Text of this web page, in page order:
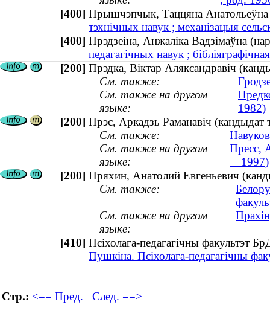
[400] Прышчэпчык, Таццяна
тэхнічных навук ; механізацыя
[400] Прэдзеіна, Анжаліка Вадзімаўна
педагагічных навук ;
[200] Прэдка, Віктар Аляксандравіч
См. также:
См. также на другом
языке:
1982)
[200] Прэс, Аркадзь Раманавіч (кандыдат
См. также:
См. также на другом
языке:
Пресс,
—1997)
[200] Пряхин, Анатолий Евгеньевич
См. также:
См. также на другом
языке:
[410] Псіхолага-педагагічны факультэт
Пушкіна. Псіхолага-педагагічны
Стр.: <== Пред. След. ==>